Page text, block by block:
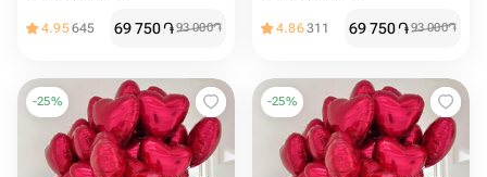
4.95645 69 750֏93 000֏ 4.86311 69 750֏93 000֏
-25% -25%